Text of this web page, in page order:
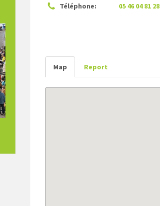
Téléphone: 05 46 04 81 28
Map Report